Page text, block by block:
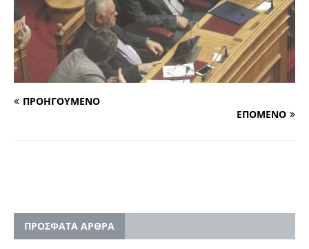
ΠΡΟΗΓΟΥΜΕΝΟ
ΕΠΟΜΕΝΟ
ΠΡΟΣΦΑΤΑ ΑΡΘΡΑ